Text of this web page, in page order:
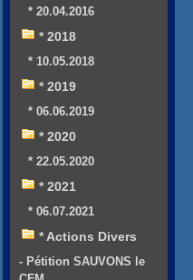
* 20.04.2016
* 2018
* 10.05.2018
* 2019
* 06.06.2019
* 2020
* 22.05.2020
* 2021
* 06.07.2021
* Actions Divers
- Pétition SAUVONS le